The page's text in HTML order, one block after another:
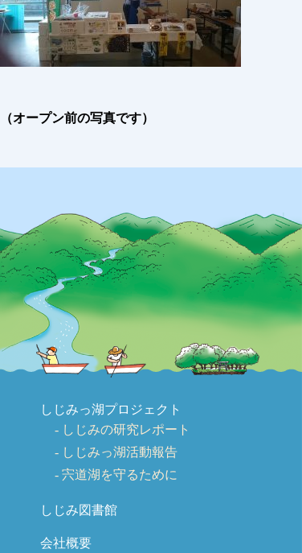
（オープン前の写真です）
しじみっ湖プロジェクト
しじみの研究レポート
しじみっ湖活動報告
宍道湖を守るために
しじみ図書館
会社概要